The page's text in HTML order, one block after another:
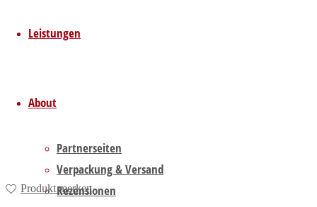
Leistungen
About
Partnerseiten
Verpackung & Versand
Rezensionen
Inhalt: 220 g
Produkt merken In den Warenkorb